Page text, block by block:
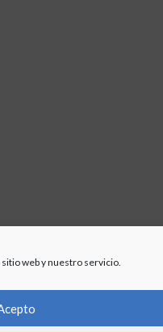
web y nuestro servicio.